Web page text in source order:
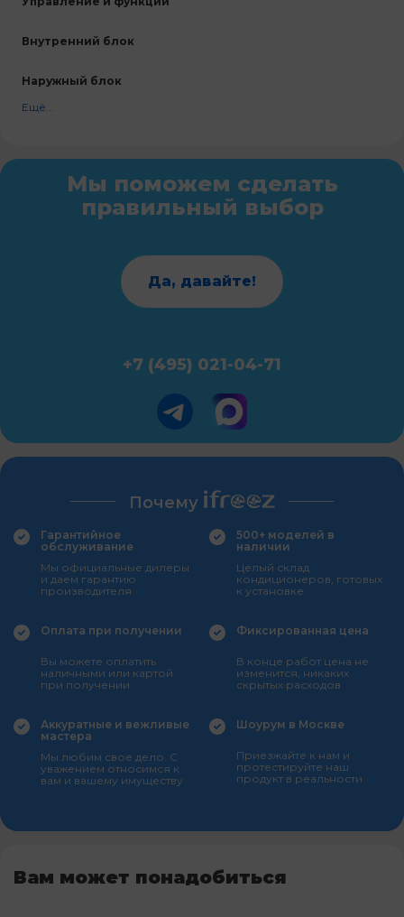
Внутренний блок
Наружный блок
Ещё...
Мы поможем сделать
правильный выбор
Да, давайте!
+7 (495) 021-04-71
Почему
Гарантийное
обслуживание
Мы официальные дилеры
и даем гарантию
производителя
500+ моделей в
наличии
Целый склад
кондиционеров, готовых
к установке
Оплата при получении
Вы можете оплатить
наличными или картой
при получении
Фиксированная цена
В конце работ цена не
изменится, никаких
скрытых расходов
Аккуратные и вежливые
мастера
Мы любим свое дело. С
уважением относимся к
вам и вашему имуществу
Шоурум в Москве
Приезжайте к нам и
протестируйте наш
продукт в реальности
Вам может понадобиться